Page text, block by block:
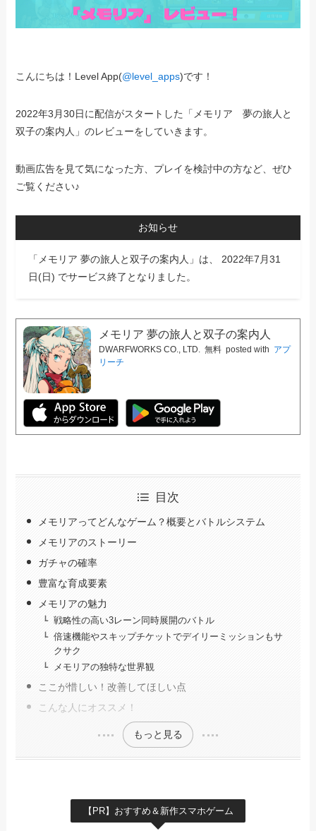
こんにちは！Level App(@level_apps)です！
2022年3月30日に配信がスタートした「メモリア 夢の旅人と
双子の案内人」のレビューをしていきます。
動画広告を見て気になった方、プレイを検討中の方など、ぜひ
ご覧ください♪
お知らせ
「メモリア 夢の旅人と双子の案内人」は、 2022年7月31
日(日) でサービス終了となりました。
メモリア 夢の旅人と双子の案内人
DWARFWORKS CO., LTD. 無料 posted with アプ
リーチ
目次
メモリアってどんなゲーム？概要とバトルシステム
メモリアのストーリー
ガチャの確率
豊富な育成要素
メモリアの魅力
戦略性の高い3レーン同時展開のバトル
倍速機能やスキップチケットでデイリーミッションもサ
クサク
メモリアの独特な世界観
ここが惜しい！改善してほしい点
こんな人にオススメ！
もっと見る
【PR】おすすめ＆新作スマホゲーム